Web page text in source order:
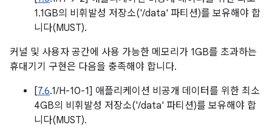
1.1GB의 비휘발성 저장소('/data' 파티션)를 보유해야 합
니다(MUST).
커널 및 사용자 공간에 사용 가능한 메모리가 1GB를 초과하는
휴대기기 구현은 다음을 충족해야 합니다.
[7.6.1/H-10-1] 애플리케이션 비공개 데이터를 위한 최소
4GB의 비휘발성 저장소('/data' 파티션)를 보유해야 합
니다(MUST).